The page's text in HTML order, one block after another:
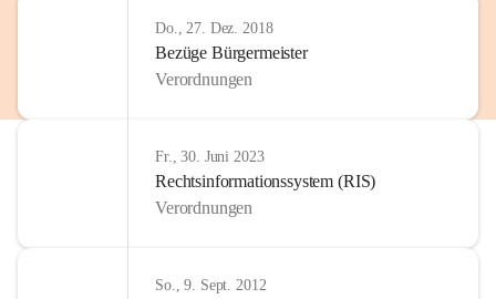
Do., 27. Dez. 2018
Bezüge Bürgermeister
Verordnungen
Fr., 30. Juni 2023
Rechtsinformationssystem (RIS)
Verordnungen
So., 9. Sept. 2012